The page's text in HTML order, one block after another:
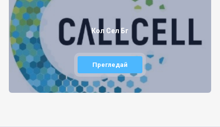
Кол Сел Бг
Прегледай